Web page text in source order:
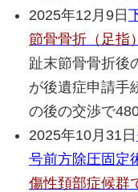
2025年12月9日
節骨骨折（足指
趾末節骨骨折後
が後遺症申請手
の後の交渉で
2025年10月31日
号前方除圧固定
傷性頚部症候群